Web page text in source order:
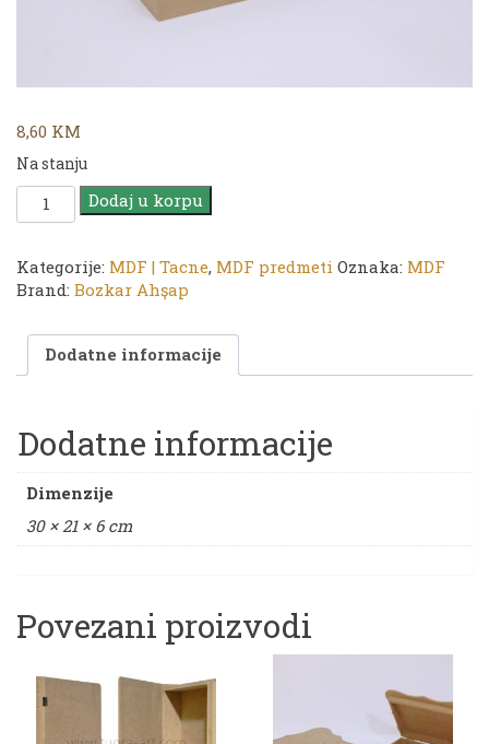
8,60 KM
Na stanju
MDF
TP
tacna
|
x
količina
Dodaj u korpu
Kategorije: MDF | Tacne, MDF predmeti Oznaka: MDF
Brand: Bozkar Ahşap
Dodatne informacije
Dodatne informacije
Dimenzije
30 × 21 × 6 cm
Povezani proizvodi